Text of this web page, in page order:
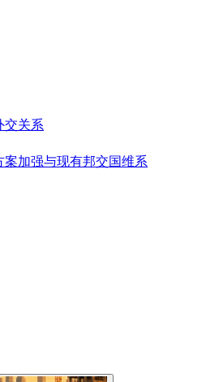
交关系
案加强与现有邦交国维系